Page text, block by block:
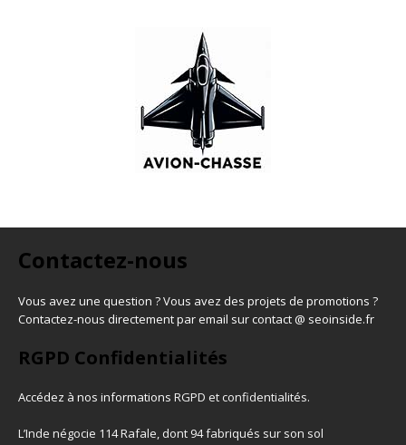
Contactez-nous
Vous avez une question ? Vous avez des projets de promotions ?
Contactez-nous directement par email sur contact @ seoinside.fr
RGPD Confidentialités
Accédez à nos informations RGPD et confidentialités.
L’Inde négocie 114 Rafale, dont 94 fabriqués sur son sol